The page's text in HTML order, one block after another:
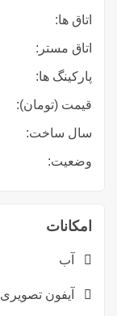
اتاق ها:
اتاق مستر:
پارکینگ ها:
قیمت (تومان):
سال ساخت:
وضعیت:
امکانات
آب
آیفون تصویری